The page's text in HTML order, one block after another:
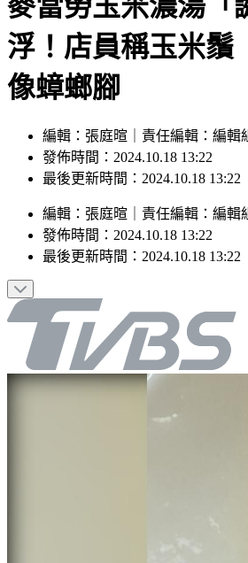
浮！店員稱玉米
像蟑螂腳
編輯：張庭暄｜責任編輯：編輯
發佈時間：2024.10.18 13:22
最後更新時間：2024.10.18 13:22
編輯 ： 張庭暄 責任編輯 ： 編輯
發佈時間： 2024.10.18 13:22
最後更新時間： 2024.10.18 13:22